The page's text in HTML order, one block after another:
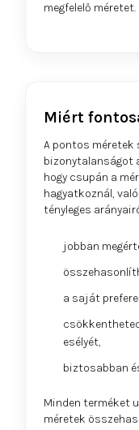
megfelelő méretet.
Miért
A pontos méretek
bizonytalanságot
hogy csupán a
hagyatkoznál,
tényleges
jobban
a saját
esélyét,
biztosabban
Minden terméket
méretek